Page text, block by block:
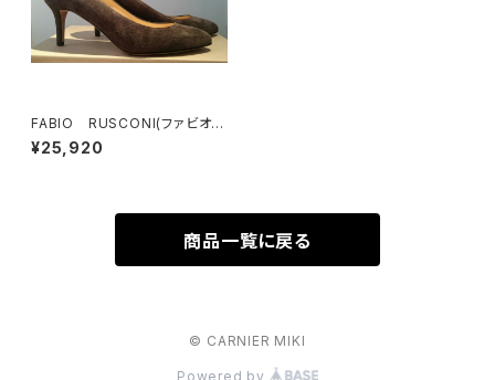
FABIO RUSCONI(ファビオル
スコーニ） パンプス
¥25,920
商品一覧に戻る
© CARNIER MIKI
Powered by